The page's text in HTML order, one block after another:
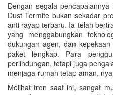
Dengan segala
Dust Termite bukan sekadar
anti rayap terbaru. Ia telah
yang menggabungkan
dukungan agen, dan
paket lengkap. Para
perlindungan, tetapi juga
menjaga rumah tetap aman,
Melihat tren saat ini, sangat